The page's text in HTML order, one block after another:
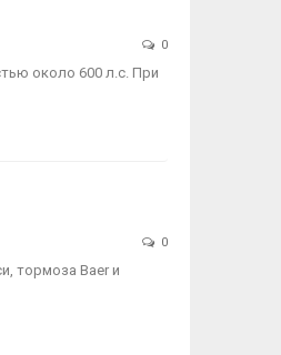
0
около 600 л.с. При
0
тормоза Baer и